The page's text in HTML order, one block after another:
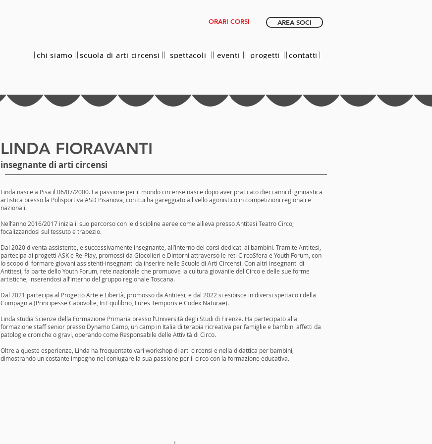
ORARI CORSI AREA SOCI
chi siamo scuola di arti circensi spettacoli eventi progetti contatti
insegnante di arti circensi
LINDA FIORAVANTI
Linda nasce a Pisa il 06/07/2000. La passione per il mondo circense nasce dopo aver praticato dieci anni di ginnastica
artistica presso la Polisportiva ASD Pisanova, con cui ha gareggiato a livello agonistico in competizioni regionali e
nazionali.
Nell’anno 2016/2017 inizia il suo percorso con le discipline aeree come allieva presso Antitesi Teatro Circo;
focalizzandosi sul tessuto e trapezio.
Dal 2020 diventa assistente, e successivamente insegnante, all’interno dei corsi dedicati ai bambini. Tramite Antitesi,
partecipa ai progetti ASK e Re-Play, promossi da Giocolieri e Dintorni attraverso le reti CircoSfera e Youth Forum, con
lo scopo di formare giovani assistenti-insegnanti da inserire nelle Scuole di Arti Circensi. Con altri insegnanti di
Antitesi, fa parte dello Youth Forum, rete nazionale che promuove la cultura giovanile del Circo e delle sue forme
artistiche, inserendosi all’interno del gruppo regionale Toscana.
Dal 2021 partecipa al Progetto Arte e Libertà, promosso da Antitesi, e dal 2022 si esibisce in diversi spettacoli della
Compagnia (Principesse Capovolte, In Equilibrio, Fures Temporis e Codex Naturae).
Linda studia Scienze della Formazione Primaria presso l’Università degli Studi di Firenze. Ha partecipato alla
formazione staff senior presso Dynamo Camp, un camp in Italia di terapia ricreativa per famiglie e bambini affetti da
patologie croniche o gravi, operando come Responsabile delle Attività di Circo.
Oltre a queste esperienze, Linda ha frequentato vari workshop di arti circensi e nella didattica per bambini,
dimostrando un costante impegno nel coniugare la sua passione per il circo con la formazione educativa.